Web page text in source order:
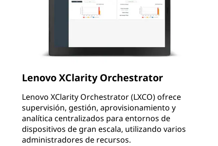
Lenovo XClarity Orchestrator
Lenovo XClarity Orchestrator (LXCO) ofrece
supervisión, gestión, aprovisionamiento y
analítica centralizados para entornos de
dispositivos de gran escala, utilizando varios
administradores de recursos.